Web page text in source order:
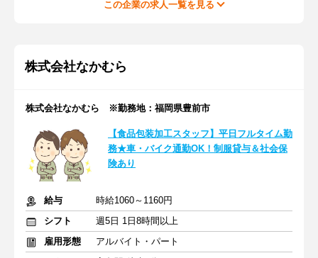
この企業の求人一覧を見る
株式会社なかむら
株式会社なかむら ※勤務地：福岡県豊前市
【食品包装加工スタッフ】平日フルタイム勤
務★車・バイク通勤OK！制服貸与＆社会保
険あり
給与
時給1060～1160円
シフト
週5日 1日8時間以上
雇用形態
アルバイト・パート